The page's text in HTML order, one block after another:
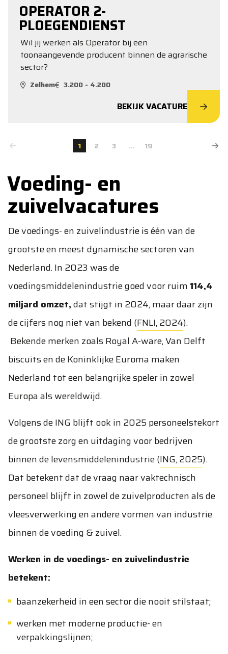
OPERATOR 2-
PLOEGENDIENST
Wil jij werken als Operator bij een
toonaangevende producent binnen de agrarische
sector?
Zelhem 3.200 - 4.200
BEKIJK VACATURE
1 2 3 ... 19
Voeding- en
zuivelvacatures
De voedings- en zuivelindustrie is één van de
grootste en meest dynamische sectoren van
Nederland. In 2023 was de
voedingsmiddelenindustrie goed voor ruim114,4
miljard omzet,dat stijgt in 2024, maar daar zijn
de cijfers nog niet van bekend (FNLI, 2024).
Bekende merken zoals Royal A-ware, Van Delft
biscuits en de Koninklijke Euroma maken
Nederland tot een belangrijke speler in zowel
Europa als wereldwijd.
Volgens de ING blijft ook in 2025 personeelstekort
de grootste zorg en uitdaging voor bedrijven
binnen de levensmiddelenindustrie (ING, 2025).
Dat betekent dat de vraag naar vaktechnisch
personeel blijft in zowel de zuivelproducten als de
vleesverwerking en andere vormen van industrie
binnen de voeding & zuivel.
Werken in de voedings- en zuivelindustrie
betekent:
baanzekerheid in een sector die nooit stilstaat;
werken met moderne productie- en
verpakkingslijnen;